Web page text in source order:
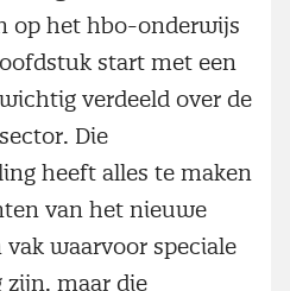
op het hbo-onderwijs
start met een
verdeeld over de
Die
heeft alles te maken
van het nieuwe
vak waarvoor speciale
maar die